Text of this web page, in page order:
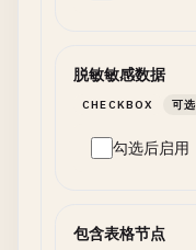
脱敏敏感数据
CHECKBOX 可选
勾选后启用
包含表格节点